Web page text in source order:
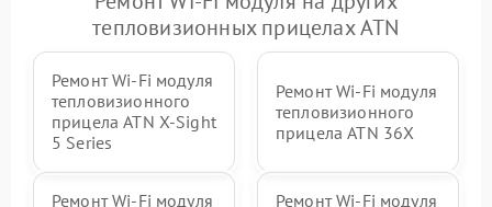
тепловизионных прицелах ATN
Ремонт Wi-Fi модуля
тепловизионного
прицела ATN X‑Sight
5 Series
Ремонт Wi-Fi модуля
тепловизионного
прицела ATN 36X
Ремонт Wi-Fi модуля
Ремонт Wi-Fi модуля